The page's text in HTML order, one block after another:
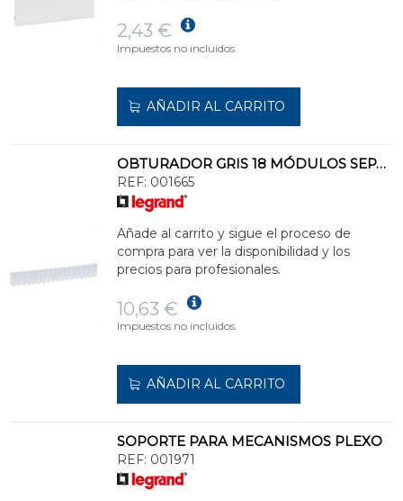
2,43 €
Impuestos no incluidos.
AÑADIR AL CARRITO
OBTURADOR GRIS 18 MÓDULOS SEPARABLE
REF: 001665
Añade al carrito y sigue el proceso de
compra para ver la disponibilidad y los
precios para profesionales.
10,63 €
Impuestos no incluidos.
AÑADIR AL CARRITO
SOPORTE PARA MECANISMOS PLEXO
REF: 001971